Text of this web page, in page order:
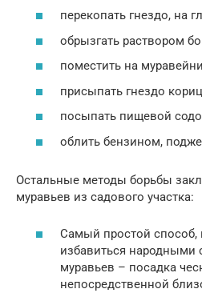
перекопать гнездо, на
обрызгать раствором
поместить на
присыпать гнездо
посыпать пищевой
облить бензином,
Остальные методы борьбы
муравьев из садового участка:
Самый простой
избавиться народными
муравьев – посадка
непосредственной